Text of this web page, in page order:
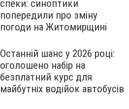
спеки: синоптики
попередили про зміну
погоди на Житомирщині
Останній шанс у 2026 році:
оголошено набір на
безплатний курс для
майбутніх водійок автобусів